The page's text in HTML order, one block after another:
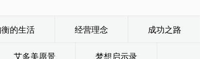
的生活 经营理念 成功之路
艾多美愿景 梦想启示录